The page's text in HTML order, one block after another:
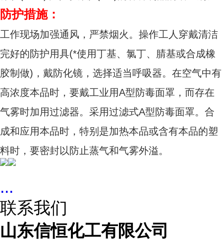
防护措施：
工作现场加强通风，严禁烟火。操作工人穿戴清洁
完好的防护用具(*使用丁基、氯丁、腈基或合成橡
胶制做)，戴防化镜，选择适当呼吸器。在空气中有
高浓度本品时，要戴工业用A型防毒面罩，而存在
气雾时加用过滤器。采用过滤式A型防毒面罩。合
成和应用本品时，特别是加热本品或含有本品的塑
料时，要密封以防止蒸气和气雾外溢。
...
联系我们
山东信恒化工有限公司